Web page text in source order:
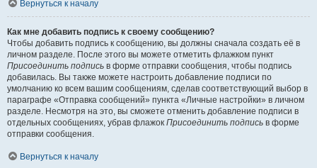
Вернуться к началу
Как мне добавить подпись к своему сообщению?
Чтобы добавить подпись к сообщению, вы должны сначала создать её в
личном разделе. После этого вы можете отметить флажком пункт
Присоединить подпись в форме отправки сообщения, чтобы подпись
добавилась. Вы также можете настроить добавление подписи по
умолчанию ко всем вашим сообщениям, сделав соответствующий выбор в
параграфе «Отправка сообщений» пункта «Личные настройки» в личном
разделе. Несмотря на это, вы сможете отменить добавление подписи в
отдельных сообщениях, убрав флажок Присоединить подпись в форме
отправки сообщения.
Вернуться к началу